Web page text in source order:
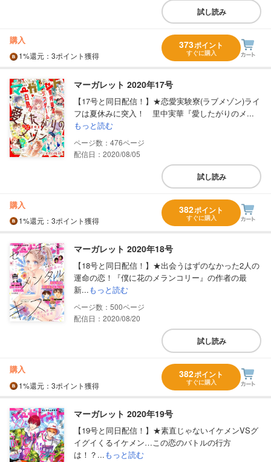
試し読み
購入
1%還元 ：3ポイント獲得
373ポイント
すぐに購入
マーガレット 2020年17号
【17号と同日配信！】★恋愛実験寮(ラブメゾン)ライ
フは夏休みに突入！ 里中実華『愛したがりのメ...
もっと読む
476
配信日：2020/08/05
試し読み
購入
1%還元 ：3ポイント獲得
382ポイント
すぐに購入
マーガレット 2020年18号
【18号と同日配信！】★出会うはずのなかった2人の
運命の恋！『僕に花のメランコリー』の作者の最
新...もっと読む
500
配信日：2020/08/20
試し読み
購入
1%還元 ：3ポイント獲得
382ポイント
すぐに購入
マーガレット 2020年19号
【19号と同日配信！】★素直じゃないイケメンVSグ
イグイくるイケメン…この恋のバトルの行方
は！？...もっと読む